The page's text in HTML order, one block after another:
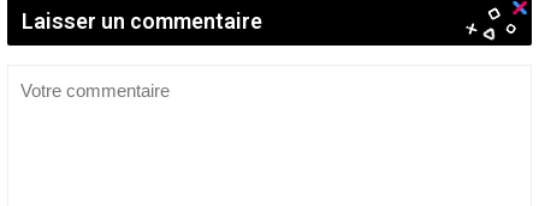
Laisser un commentaire